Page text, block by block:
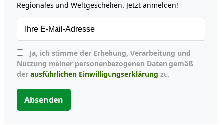
Regionales und Weltgeschehen. Jetzt anmelden!
Nutzung meiner personenbezogenen Daten gemäß
der ausführlichen Einwilligungserklärung zu.
Absenden